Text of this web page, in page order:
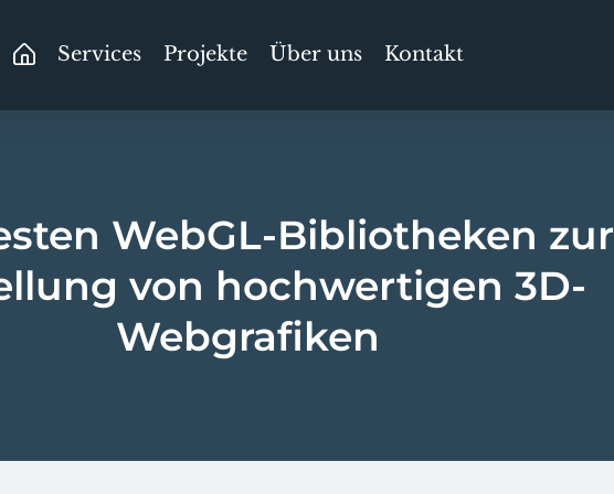
Services Projekte Über uns Kontakt
WebGL-Bibliotheken zur
von hochwertigen 3D-
Webgrafiken